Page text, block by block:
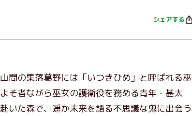
シェアする
間の集落葛野には「いつきひめ」と呼ばれる巫
そ者ながら巫女の護衛役を務める青年・甚太
いた森で、遥か未来を語る不思議な鬼に出会う